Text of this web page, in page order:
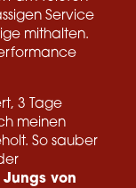
Service
mithalten.
3 Tage
meinen
So sauber
Jungs von